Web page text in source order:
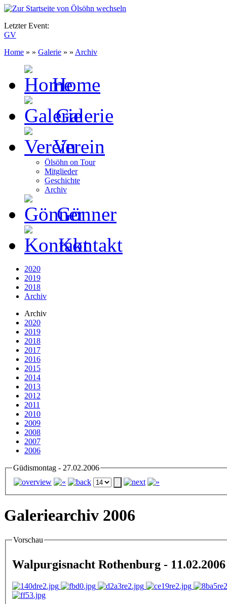
Letzter Event:
GV
Home » » Galerie » » Archiv
Home
Galerie
Verein
Ölsöhn on Tour
Mitglieder
Geschichte
Archiv
Gönner
Kontakt
2020
2019
2018
Archiv
Archiv
2020
2019
2018
2017
2016
2015
2014
2013
2012
2011
2010
2009
2008
2007
2006
Güdismontag - 27.02.2006
Galeriearchiv 2006
Vorschau
Walpurgisnacht Rothenburg - 11.02.2006